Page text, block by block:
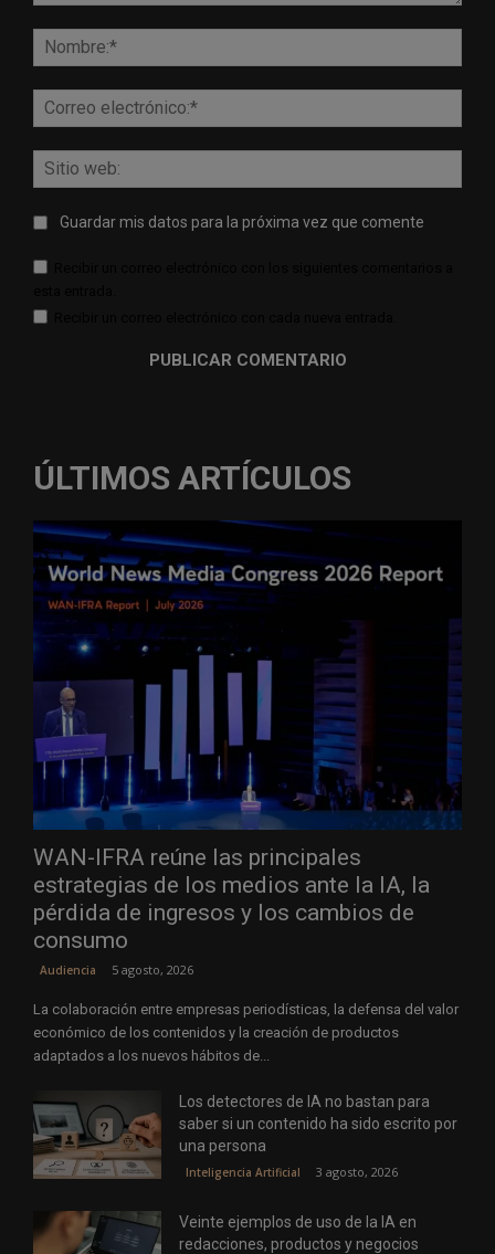
Guardar mis datos para la próxima vez que comente
ÚLTIMOS ARTÍCULOS
WAN-IFRA reúne las principales
estrategias de los medios ante la IA, la
pérdida de ingresos y los cambios de
consumo
Audiencia 5 agosto, 2026
La colaboración entre empresas periodísticas, la defensa del valor
económico de los contenidos y la creación de productos
adaptados a los nuevos hábitos de...
Los detectores de IA no bastan para
saber si un contenido ha sido escrito por
una persona
Inteligencia Artificial 3 agosto, 2026
Veinte ejemplos de uso de la IA en
redacciones, productos y negocios